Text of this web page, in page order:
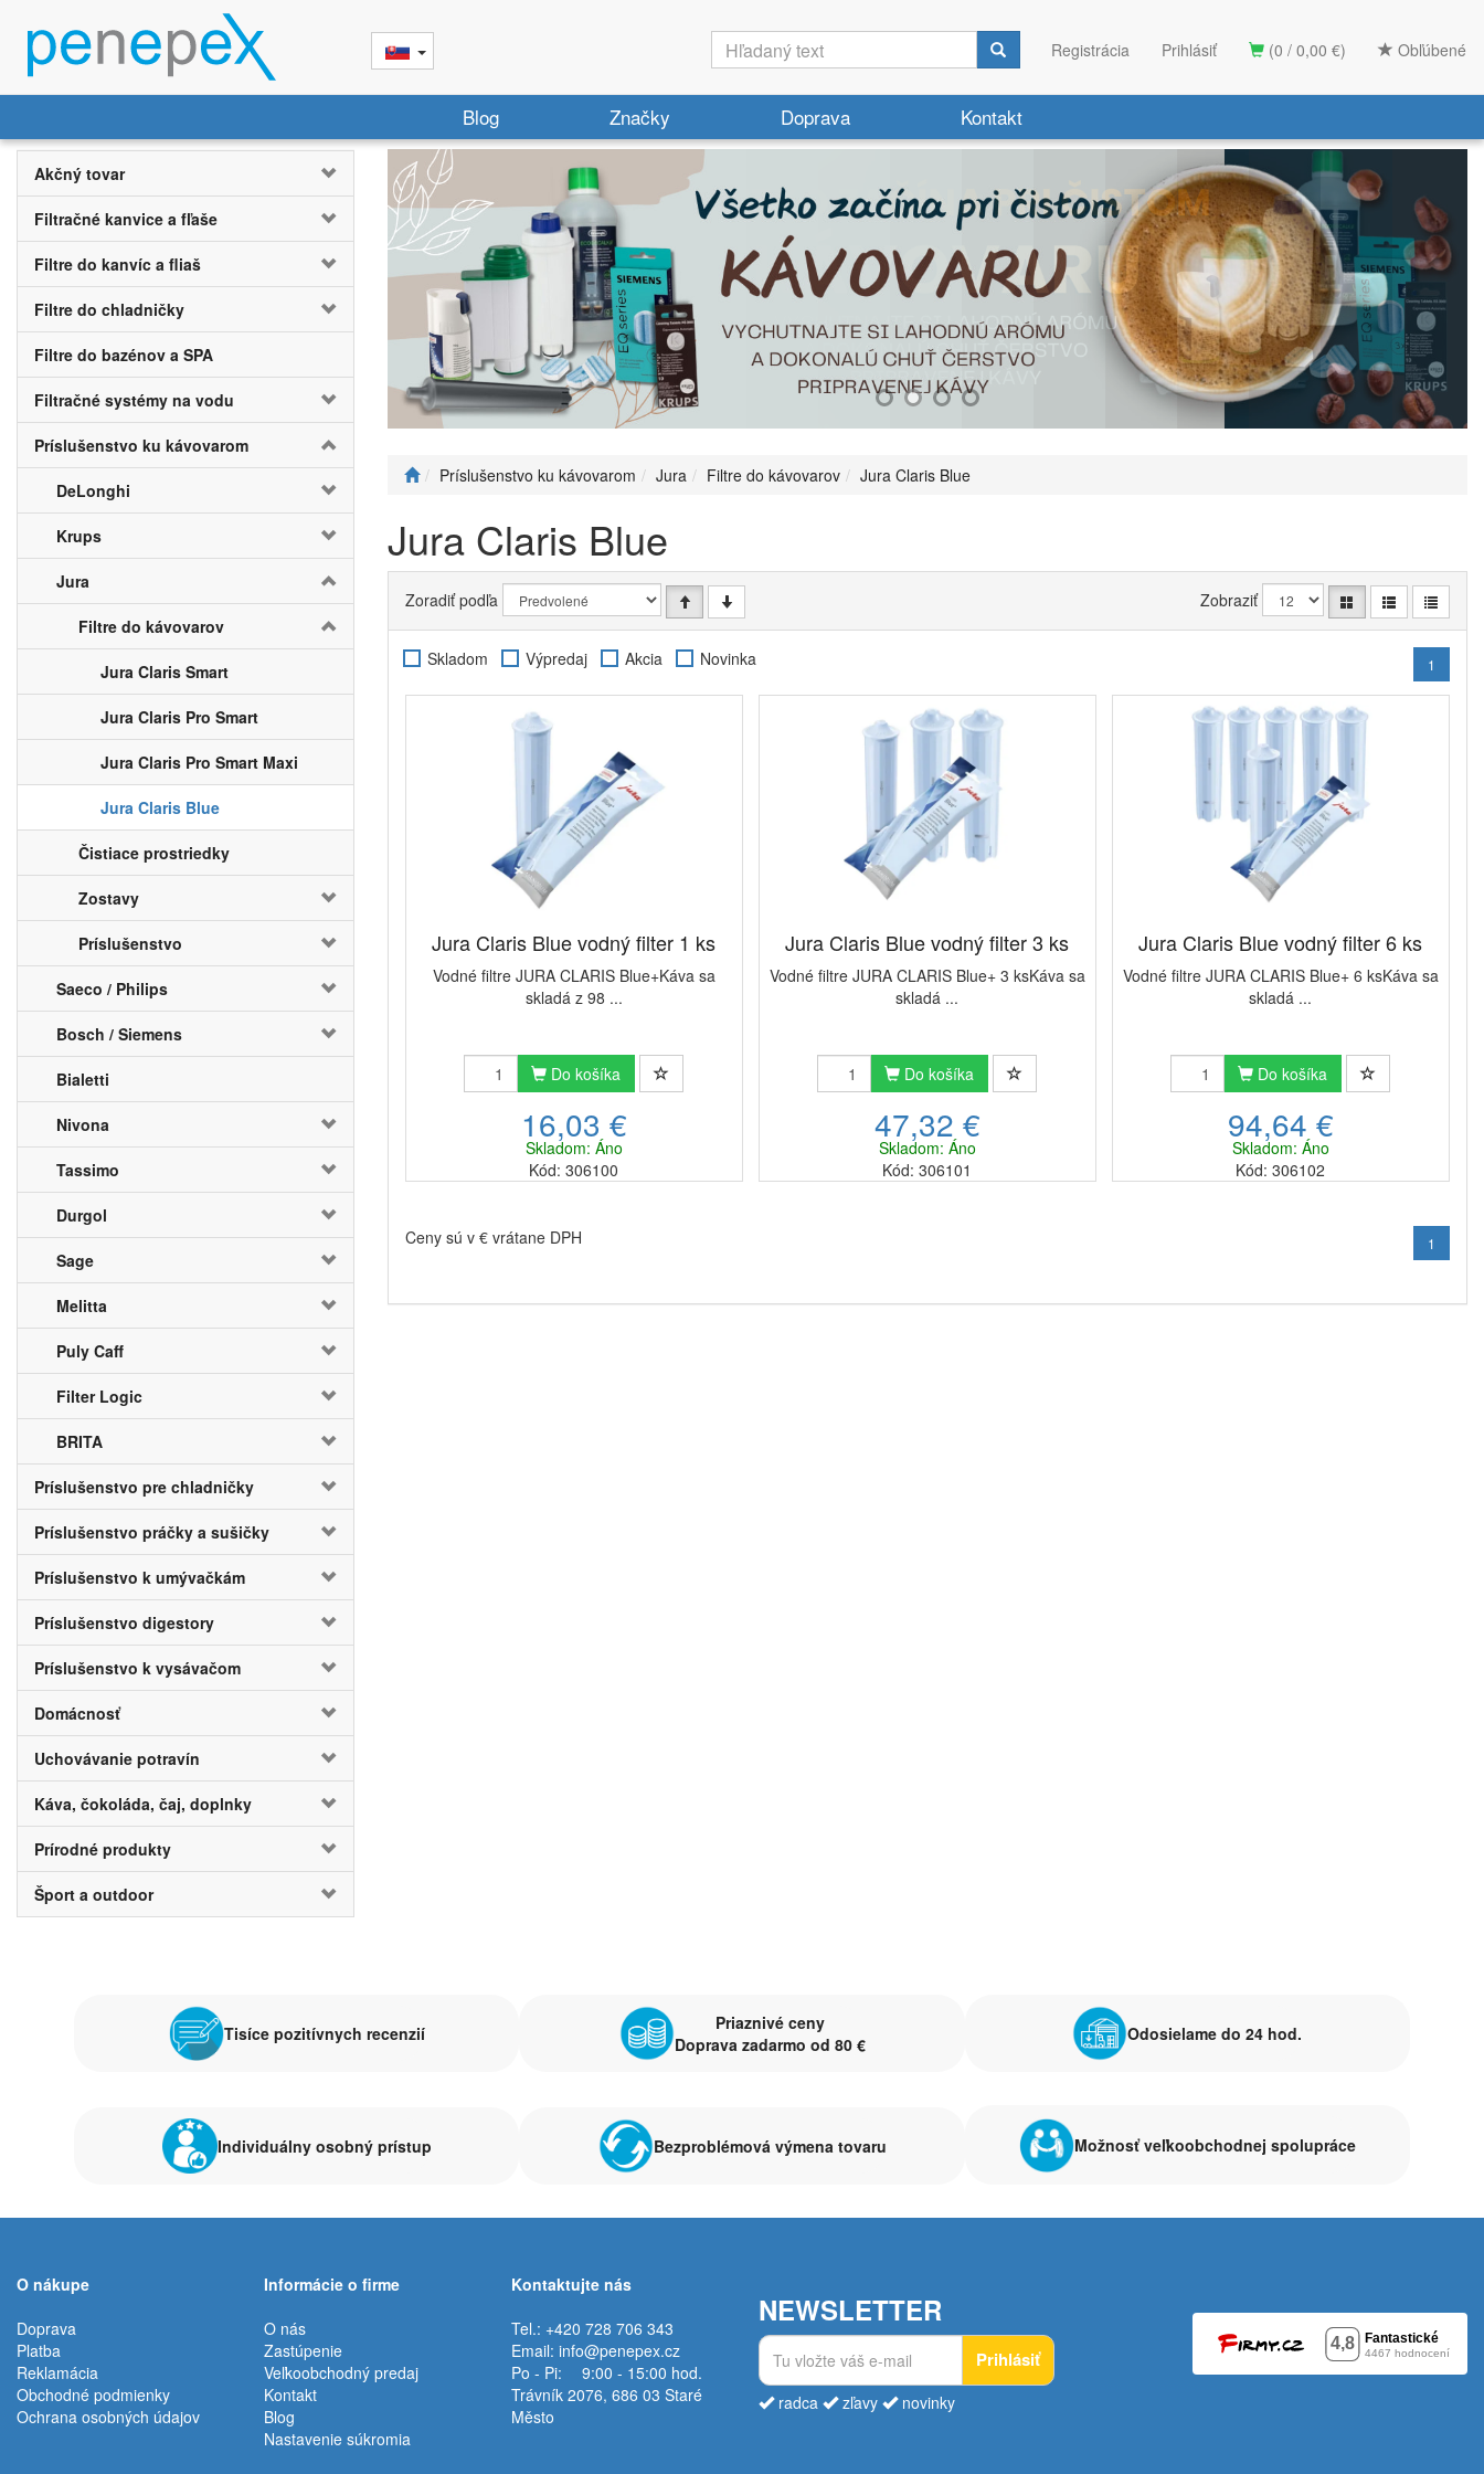
(0 / 0,00 €) Obľúbené
Registrácia Prihlásiť
Blog Značky Doprava Kontakt
Akčný tovar
Filtračné kanvice a fľaše
Filtre do kanvíc a fliaš
Filtre do chladničky
Filtre do bazénov a SPA
Filtračné systémy na vodu
Príslušenstvo ku kávovarom
DeLonghi
Krups
Jura
Filtre do kávovarov
Jura Claris Smart
Jura Claris Pro Smart
Jura Claris Pro Smart Maxi
Jura Claris Blue
Čistiace prostriedky
Zostavy
Príslušenstvo
Saeco / Philips
Bosch / Siemens
Bialetti
Nivona
Tassimo
Durgol
Sage
Melitta
Puly Caff
Filter Logic
BRITA
Príslušenstvo pre chladničky
Príslušenstvo práčky a sušičky
Príslušenstvo k umývačkám
Príslušenstvo digestory
Príslušenstvo k vysávačom
Domácnosť
Uchovávanie potravín
Káva, čokoláda, čaj, doplnky
Prírodné produkty
Šport a outdoor
Príslušenstvo ku kávovarom Jura Filtre do kávovarov Jura Claris Blue
Jura Claris Blue
Zoradiť podľa Zobraziť
Skladom Výpredaj Akcia Novinka 1
Jura Claris Blue vodný filter 1 ks
Vodné filtre JURA CLARIS Blue+Káva sa
skladá z 98 ...
Do košíka
16,03 €
Skladom: Áno
Kód: 306100
Jura Claris Blue vodný filter 3 ks
Vodné filtre JURA CLARIS Blue+ 3 ksKáva sa
skladá ...
Do košíka
47,32 €
Skladom: Áno
Kód: 306101
Jura Claris Blue vodný filter 6 ks
Vodné filtre JURA CLARIS Blue+ 6 ksKáva sa
skladá ...
Do košíka
94,64 €
Skladom: Áno
Kód: 306102
Ceny sú v € vrátane DPH 1
Tisíce pozitívnych recenzií
Priaznivé ceny
Doprava zadarmo od 80 €
Odosielame do 24 hod.
Individuálny osobný prístup Bezproblémová výmena tovaru Možnosť veľkoobchodnej spolupráce
O nákupe
Doprava
Platba
Reklamácia
Obchodné podmienky
Ochrana osobných údajov
Informácie o firme
O nás
Zastúpenie
Veľkoobchodný predaj
Kontakt
Blog
Nastavenie súkromia
Kontaktujte nás
Tel.: +420 728 706 343
Email: info@penepex.cz
Po - Pi:
9:00 - 15:00 hod.
Trávník 2076, 686 03 Staré
Město
NEWSLETTER
Prihlásiť
radca zľavy novinky